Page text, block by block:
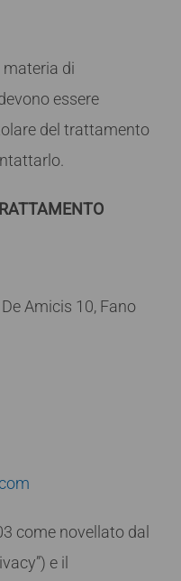
materia di
essere
del trattamento
Amicis 10, Fano
come novellato dal
e il